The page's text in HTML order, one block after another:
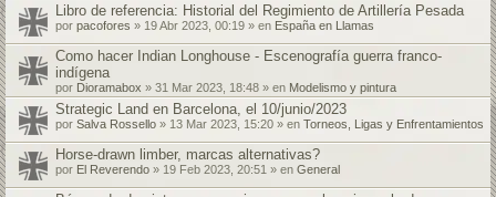
Libro de referencia: Historial del Regimiento de Artillería Pesada
por pacofores » 19 Abr 2023, 00:19 » en España en Llamas
Como hacer Indian Longhouse - Escenografía guerra franco-
indígena
por Dioramabox » 31 Mar 2023, 18:48 » en Modelismo y pintura
Strategic Land en Barcelona, el 10/junio/2023
por Salva Rossello » 13 Mar 2023, 15:20 » en Torneos, Ligas y Enfrentamientos
Horse-drawn limber, marcas alternativas?
por El Reverendo » 19 Feb 2023, 20:51 » en General